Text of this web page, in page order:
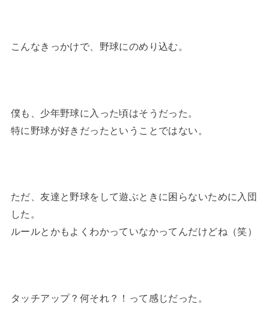
こんなきっかけで、野球にのめり込む。
僕も、少年野球に入った頃はそうだった。
特に野球が好きだったということではない。
ただ、友達と野球をして遊ぶときに困らないために入団
した。
ルールとかもよくわかっていなかってんだけどね（笑）
タッチアップ？何それ？！って感じだった。